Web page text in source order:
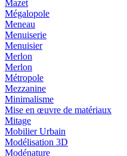
Mazet
Mégalopole
Meneau
Menuiserie
Menuisier
Merlon
Merlon
Métropole
Mezzanine
Minimalisme
Mise en œuvre de matériaux
Mitage
Mobilier Urbain
Modélisation 3D
Modénature